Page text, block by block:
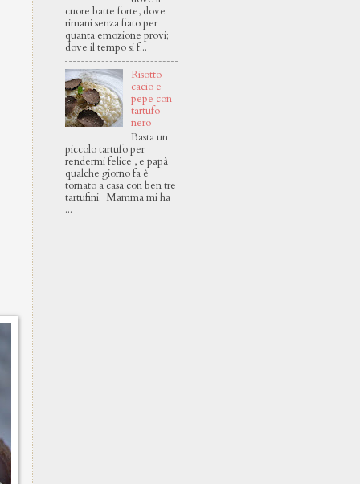
cuore batte forte, dove
rimani senza fiato per
quanta emozione provi;
dove il tempo si f...
Risotto
cacio e
pepe con
tartufo
nero
Basta un
piccolo tartufo per
rendermi felice , e papà
qualche giorno fa è
tornato a casa con ben tre
tartufini. Mamma mi ha
...